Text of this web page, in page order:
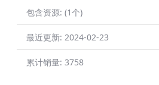
包含资源: (1个)
最近更新: 2024-02-23
累计销量: 3758